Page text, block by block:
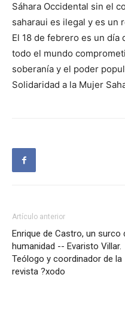
Sáhara Occidental sin el
saharaui es ilegal y es un
El 18 de febrero es un día
todo el mundo
soberanía y el poder
Solidaridad a la Mujer
Artículo anterior
Enrique de Castro, un surco
humanidad -- Evaristo Villar.
Teólogo y coordinador de la
revista ?xodo